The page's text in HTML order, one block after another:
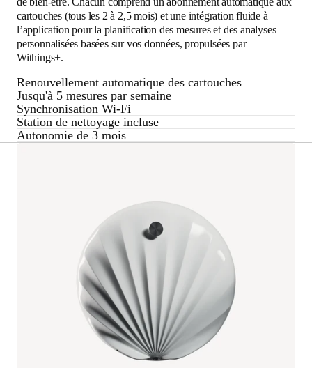
cartouches (tous les 2 à 2,5 mois) et une intégration fluide à
l’application pour la planification des mesures et des analyses
personnalisées basées sur vos données, propulsées par
Withings+.
Renouvellement automatique des cartouches
Jusqu'à 5 mesures par semaine
Synchronisation Wi-Fi
Station de nettoyage incluse
Autonomie de 3 mois